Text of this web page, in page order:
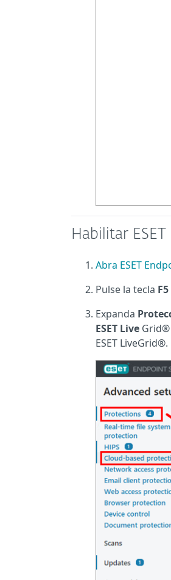
Habilitar
Abra ESET
Pulse la tecla F5
Expanda
ESET Live Grid®
ESET